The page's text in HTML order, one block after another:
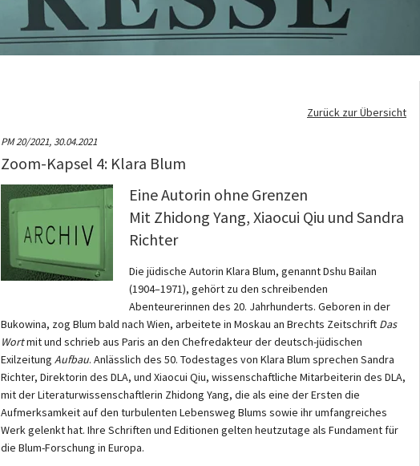
Zurück zur Übersicht
PM 20/2021, 30.04.2021
Zoom-Kapsel 4: Klara Blum
Eine Autorin ohne Grenzen
Mit Zhidong Yang, Xiaocui Qiu und Sandra
Richter
Die jüdische Autorin Klara Blum, genannt Dshu Bailan
(1904–1971), gehört zu den schreibenden
Abenteurerinnen des 20. Jahrhunderts. Geboren in der
Bukowina, zog Blum bald nach Wien, arbeitete in Moskau an Brechts Zeitschrift Das
Wortmit und schrieb aus Paris an den Chefredakteur der deutsch-jüdischen
Exilzeitung Aufbau. Anlässlich des 50. Todestages von Klara Blum sprechen Sandra
Richter, Direktorin des DLA, und Xiaocui Qiu, wissenschaftliche Mitarbeiterin des DLA,
mit der Literaturwissenschaftlerin Zhidong Yang, die als eine der Ersten die
Aufmerksamkeit auf den turbulenten Lebensweg Blums sowie ihr umfangreiches
Werk gelenkt hat. Ihre Schriften und Editionen gelten heutzutage als Fundament für
die Blum-Forschung in Europa.